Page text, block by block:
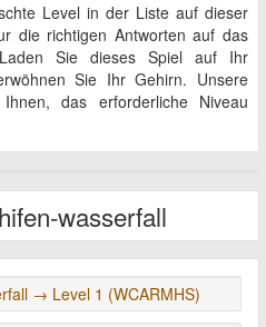
Level in der Liste auf dieser
die richtigen Antworten auf das
Sie dieses Spiel auf Ihr
Sie Ihr Gehirn. Unsere
das erforderliche Niveau
wasserfall
→ Level 1 (WCARMHS)